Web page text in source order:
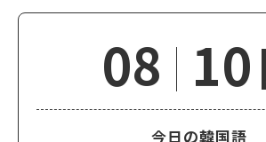
08 10
今日の韓国語